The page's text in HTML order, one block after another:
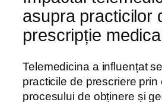
asupra practicilor
prescripție
Telemedicina a influențat
practicile de prescriere prin
procesului de obținere și